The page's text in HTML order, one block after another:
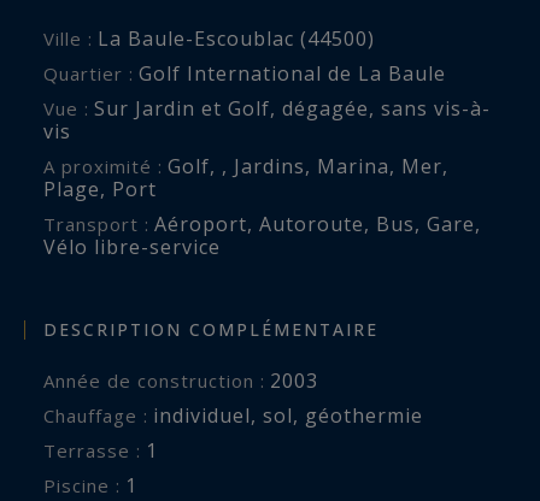
Ville : La Baule-Escoublac (44500)
Quartier : Golf International de La Baule
Vue : Sur Jardin et Golf, dégagée, sans vis-à-
vis
A proximité : Golf, , Jardins, Marina, Mer,
Plage, Port
Transport : Aéroport, Autoroute, Bus, Gare,
Vélo libre-service
DESCRIPTION COMPLÉMENTAIRE
Année de construction : 2003
Chauffage : individuel, sol, géothermie
terrasse : 1
piscine : 1